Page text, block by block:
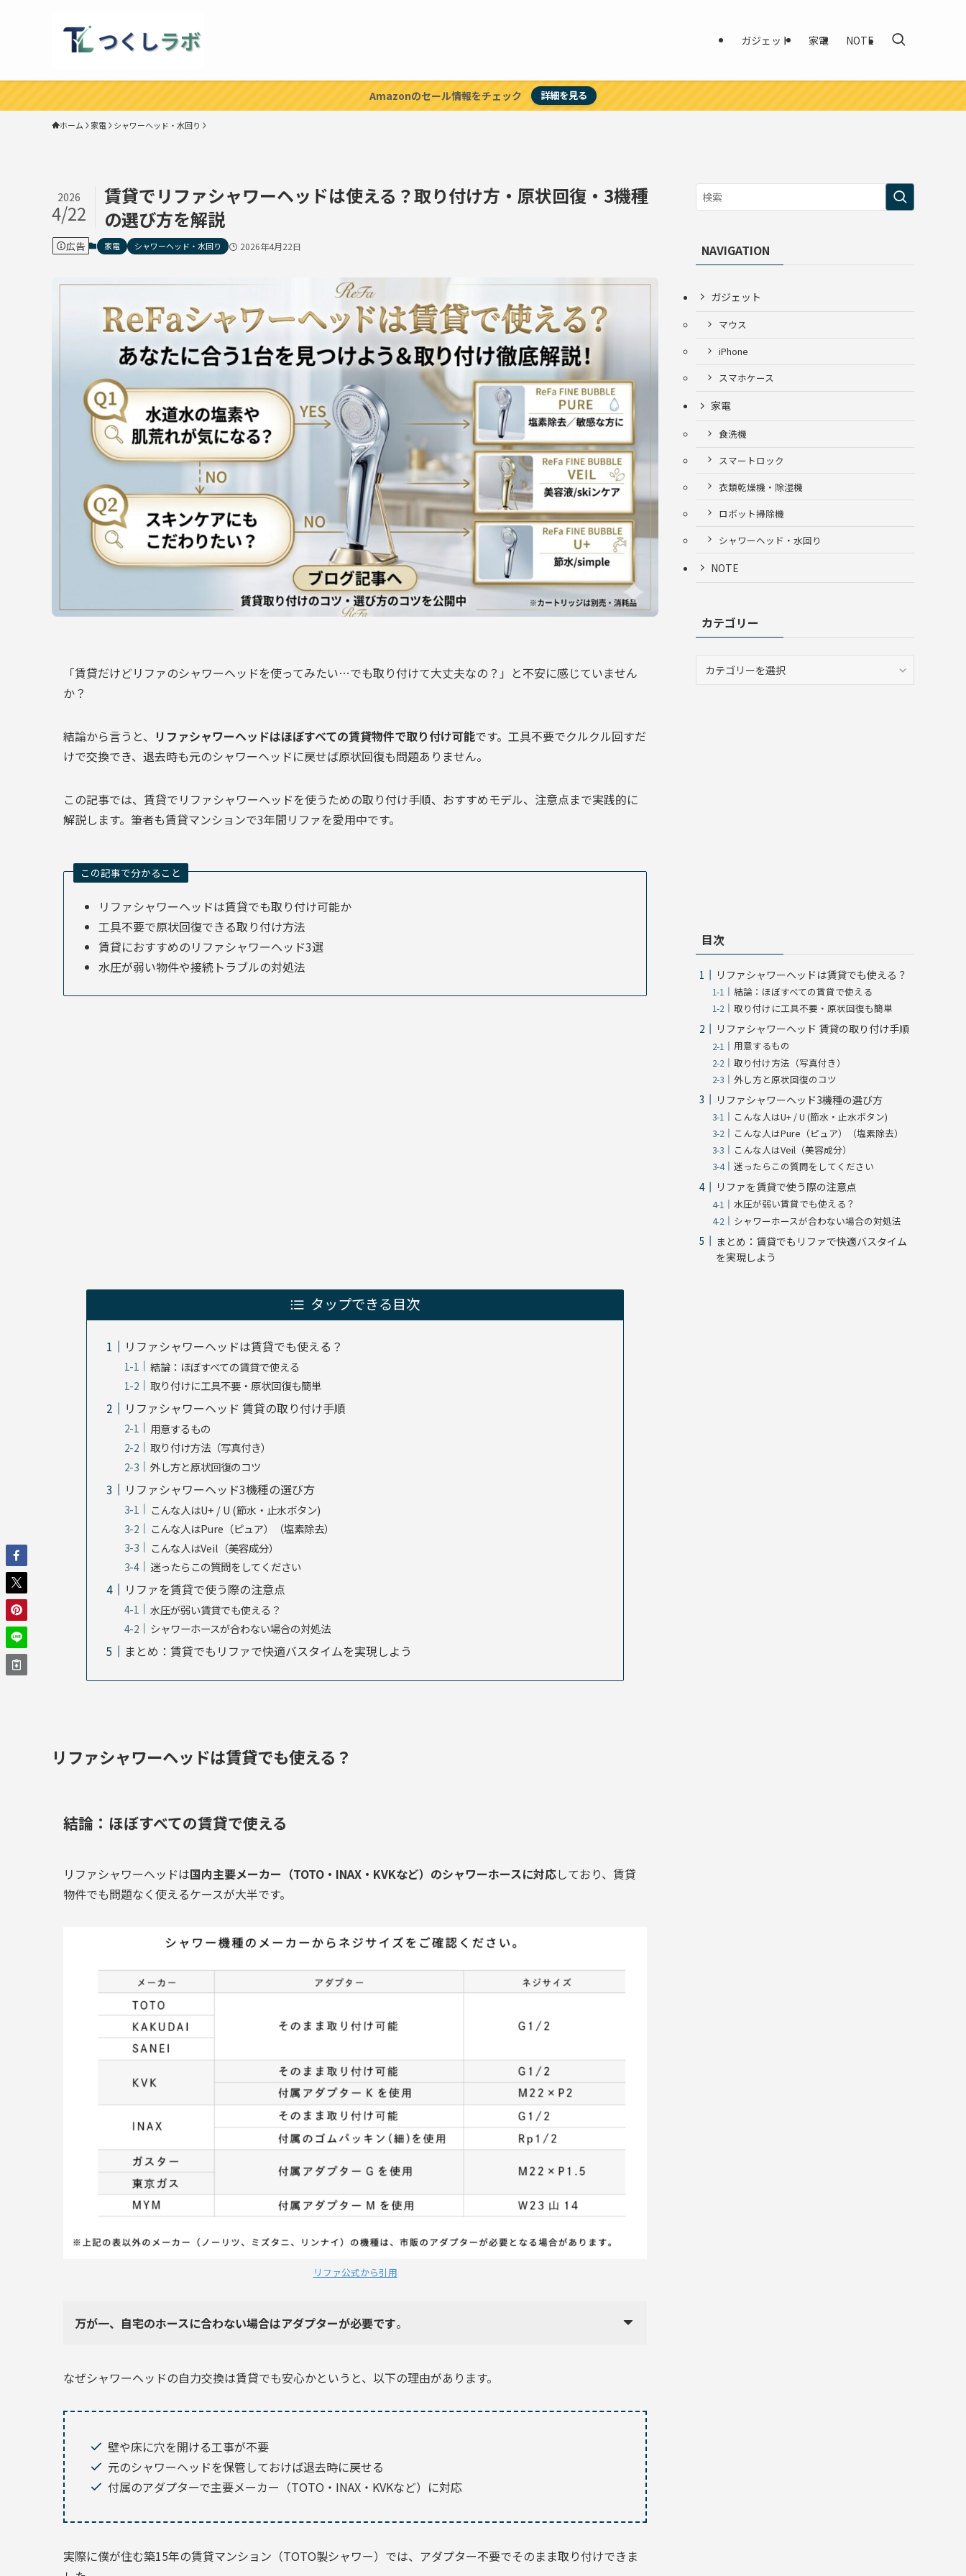
ガジェット 家電 NOTE
Amazonのセール情報をチェック 詳細を見る
ホーム 家電 シャワーヘッド・水回り
賃貸でリファシャワーヘッドは使える？取り付け方・原状回復・3機種
の選び方を解説
2026
4/22
広告 家電 シャワーヘッド・水回り 2026年4月22日
「賃貸だけどリファのシャワーヘッドを使ってみたい…でも取り付けて大丈夫なの？」と不安に感じていません
か？
結論から言うと、 リファシャワーヘッドはほぼすべての賃貸物件で取り付け可能です。工具不要でクルクル回すだ
けで交換でき、退去時も元のシャワーヘッドに戻せば原状回復も問題ありません。
この記事では、賃貸でリファシャワーヘッドを使うための取り付け手順、おすすめモデル、注意点まで実践的に
解説します。筆者も賃貸マンションで3年間リファを愛用中です。
この記事で分かること
リファシャワーヘッドは賃貸でも取り付け可能か
工具不要で原状回復できる取り付け方法
賃貸におすすめのリファシャワーヘッド3選
水圧が弱い物件や接続トラブルの対処法
タップできる目次
リファシャワーヘッドは賃貸でも使える？
結論：ほぼすべての賃貸で使える
取り付けに工具不要・原状回復も簡単
リファシャワーヘッド 賃貸の取り付け手順
用意するもの
取り付け方法（写真付き）
外し方と原状回復のコツ
リファシャワーヘッド3機種の選び方
こんな人はU+ / U (節水・止水ボタン)
こんな人はPure（ピュア）（塩素除去）
こんな人はVeil（美容成分）
迷ったらこの質問をしてください
リファを賃貸で使う際の注意点
水圧が弱い賃貸でも使える？
シャワーホースが合わない場合の対処法
まとめ：賃貸でもリファで快適バスタイムを実現しよう
リファシャワーヘッドは賃貸でも使える？
結論：ほぼすべての賃貸で使える
リファシャワーヘッドは国内主要メーカー（TOTO・INAX・KVKなど）のシャワーホースに対応しており、賃貸
物件でも問題なく使えるケースが大半です。
リファ公式から引用
万が一、自宅のホースに合わない場合はアダプターが必要です。
なぜシャワーヘッドの自力交換は賃貸でも安心かというと、以下の理由があります。
壁や床に穴を開ける工事が不要
元のシャワーヘッドを保管しておけば退去時に戻せる
付属のアダプターで主要メーカー（TOTO・INAX・KVKなど）に対応
実際に僕が住む築15年の賃貸マンション（TOTO製シャワー）では、アダプター不要でそのまま取り付けできま
NAVIGATION
ガジェット
マウス
iPhone
スマホケース
家電
食洗機
スマートロック
衣類乾燥機・除湿機
ロボット掃除機
シャワーヘッド・水回り
NOTE
カテゴリー
目次
リファシャワーヘッドは賃貸でも使える？
結論：ほぼすべての賃貸で使える
取り付けに工具不要・原状回復も簡単
リファシャワーヘッド 賃貸の取り付け手順
用意するもの
取り付け方法（写真付き）
外し方と原状回復のコツ
リファシャワーヘッド3機種の選び方
こんな人はU+ / U (節水・止水ボタン)
こんな人はPure（ピュア）（塩素除去）
こんな人はVeil（美容成分）
迷ったらこの質問をしてください
リファを賃貸で使う際の注意点
水圧が弱い賃貸でも使える？
シャワーホースが合わない場合の対処法
まとめ：賃貸でもリファで快適バスタイム
を実現しよう